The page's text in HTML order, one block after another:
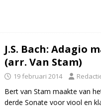
J.S. Bach: Adagio
(arr. Van Stam)
19 februari 2014
Bert van Stam maakte van
derde Sonate voor viool en